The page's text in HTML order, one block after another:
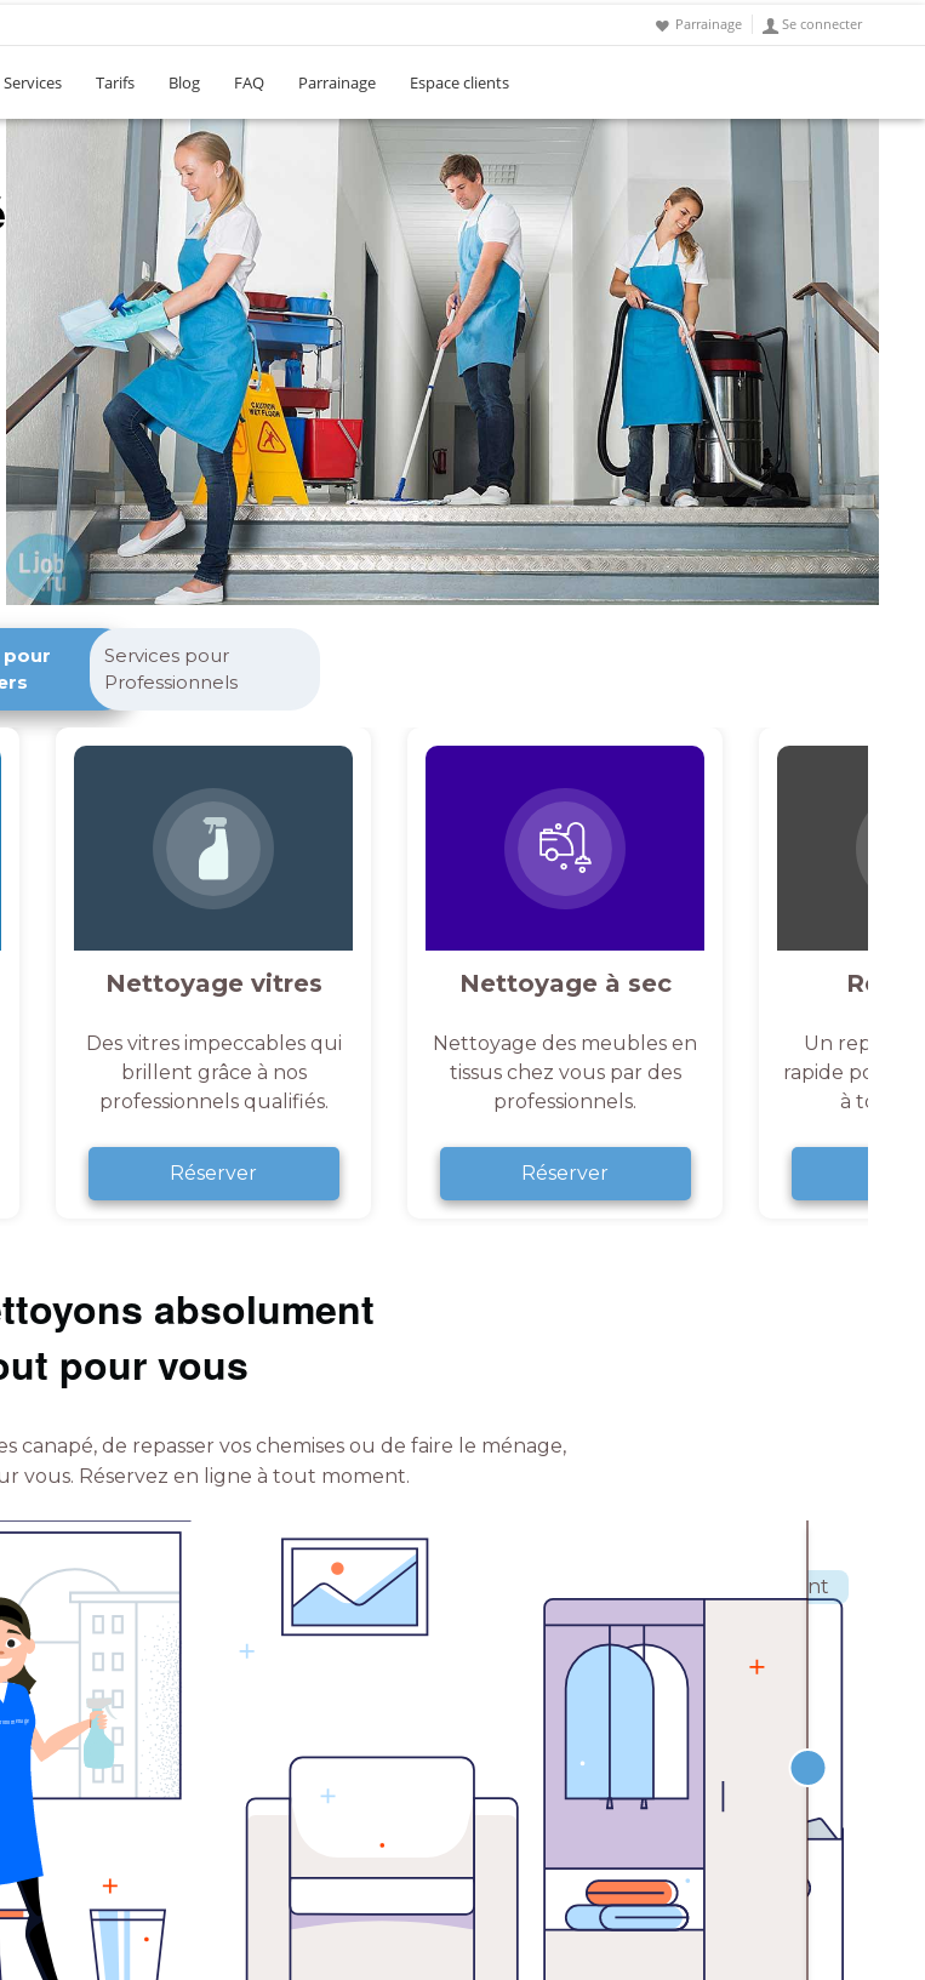
Parrainage Se connecter
Services Tarifs Blog FAQ Parrainage Espace clients
pour
Services pour
Professionnels
Nettoyage vitres
Des vitres impeccables qui
brillent grâce à nos
professionnels qualifiés.
Réserver
Nettoyage à sec
Nettoyage des meubles en
tissus chez vous par des
professionnels.
Réserver
Un
rapide pour
à tout
absolument
pour vous
canapé, de repasser vos chemises ou de faire le ménage,
vous. Réservez en ligne à tout moment.